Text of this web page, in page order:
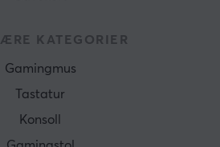
KATEGORIER
Gamingmus
Tastatur
Konsoll